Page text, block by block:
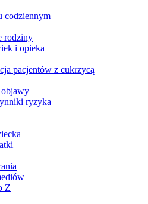
codziennym
rodziny
i opieka
pacjentów z cukrzycą
ryzyka
Z